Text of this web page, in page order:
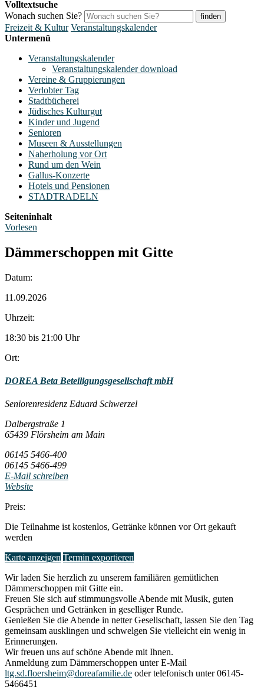
Volltextsuche
Wonach suchen Sie?
finden
Freizeit & Kultur Veranstaltungskalender
Untermenü
Veranstaltungskalender
Veranstaltungskalender download
Vereine & Gruppierungen
Verlobter Tag
Stadtbücherei
Jüdisches Kulturgut
Kinder und Jugend
Senioren
Museen & Ausstellungen
Naherholung vor Ort
Rund um den Wein
Gallus-Konzerte
Hotels und Pensionen
STADTRADELN
Seiteninhalt
Vorlesen
Dämmerschoppen mit Gitte
Datum:
11.09.2026
Uhrzeit:
18:30 bis 21:00 Uhr
Ort:
DOREA Beta Beteiligungsgesellschaft mbH
Seniorenresidenz Eduard Schwerzel
Dalbergstraße 1
65439 Flörsheim am Main
06145 5466-400
06145 5466-499
E-Mail schreiben
Website
Preis:
Die Teilnahme ist kostenlos, Getränke können vor Ort gekauft
werden
Karte anzeigen Termin exportieren
Wir laden Sie herzlich zu unserem familiären gemütlichen
Dämmerschoppen mit Gitte ein.
Freuen Sie sich auf stimmungsvolle Abende mit Musik, guten
Gesprächen und Getränken in geselliger Runde.
Genießen Sie die Abende in netter Gesellschaft, lassen Sie den Tag
gemeinsam ausklingen und schwelgen Sie vielleicht ein wenig in
Erinnerungen.
Wir freuen uns auf schöne Abende mit Ihnen.
Anmeldung zum Dämmerschoppen unter E-Mail
ltg.sd.floersheim@doreafamilie.de oder telefonisch unter 06145-
5466451